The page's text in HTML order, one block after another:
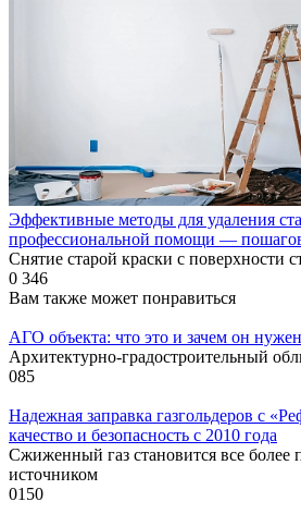
Эффективные методы для удаления
профессиональной помощи —
Снятие старой краски с поверхности
0 346
Вам также может понравиться
АГО объекта: что это и зачем он
Архитектурно-градостроительный
085
Надежная заправка газгольдеров с
качество и безопасность с 2010 года
Сжиженный газ становится все более
источником
0150